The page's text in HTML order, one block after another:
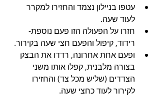
עטפו בניילון נצמד והחזירו למקרר
לעוד שעה.
חזרו על הפעולה הזו פעם נוספת-
רידוד, קיפול והפעם חצי שעה בקירור.
ופעם אחת אחרונה, רדדו את הבצק
בצורה מלבנית, קפלו אותו משני
הצדדים (שליש מכל צד) והחזירו
לקירור לעוד כחצי שעה.